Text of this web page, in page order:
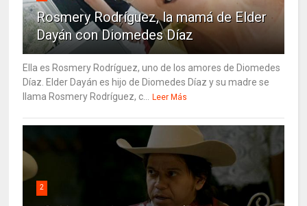
Rosmery Rodríguez, la mamá de Elder
Dayán con Diomedes Díaz
Ella es Rosmery Rodríguez, uno de los amores de Diomedes
Díaz. Elder Dayán es hijo de Diomedes Díaz y su madre se
llama Rosmery Rodríguez, c...
Leer Más
2